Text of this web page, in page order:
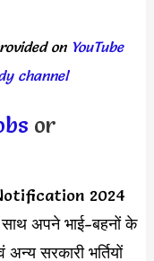
onYouTube
channel
or
2024
अपने भाई-बहनों के
सरकारी भर्तियों